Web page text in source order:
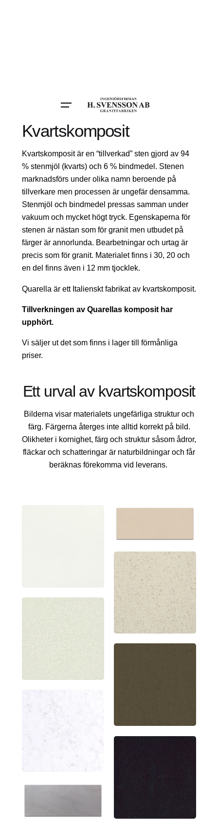
Kvartskomposit
Kvartskomposit är en “tillverkad” sten gjord av 94
% stenmjöl (kvarts) och 6 % bindmedel. Stenen
marknadsförs under olika namn beroende på
tillverkare men processen är ungefär densamma.
Stenmjöl och bindmedel pressas samman under
vakuum och mycket högt tryck. Egenskaperna för
stenen är nästan som för granit men utbudet på
färger är annorlunda. Bearbetningar och urtag är
precis som för granit. Materialet finns i 30, 20 och
en del finns även i 12 mm tjocklek.
Quarella är ett Italienskt fabrikat av kvartskomposit.
Tillverkningen av Quarellas komposit har
upphört.
Vi säljer ut det som finns i lager till förmånliga
priser.
Ett urval av kvartskomposit
Bilderna visar materialets ungefärliga struktur och
färg. Färgerna återges inte alltid korrekt på bild.
Olikheter i kornighet, färg och struktur såsom ådror,
fläckar och schatteringar är naturbildningar och får
beräknas förekomma vid leverans.